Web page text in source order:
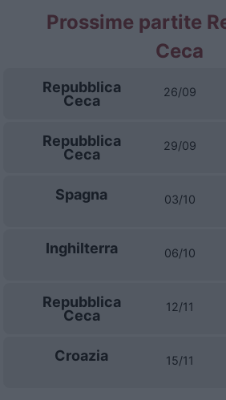
Prossime partite
Ceca
Repubblica
Ceca
26/09
Repubblica
Ceca
29/09
Spagna 03/10
Inghilterra 06/10
Repubblica
Ceca
12/11
Croazia 15/11